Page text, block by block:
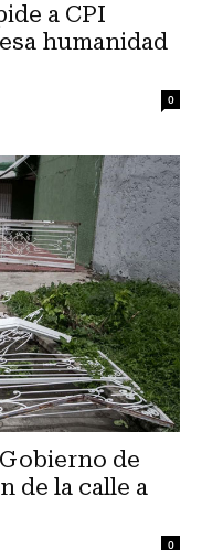
a CPI
humanidad
0
de
de la calle a
0